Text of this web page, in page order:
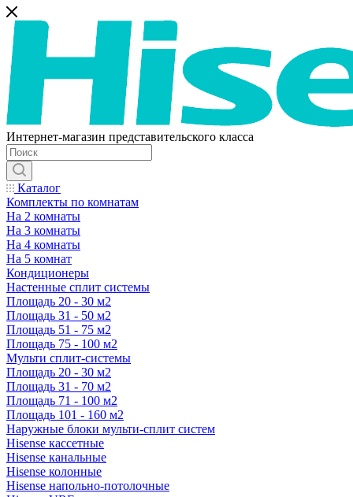
Интернет-магазин представительского класса
Каталог
Комплекты по комнатам
На 2 комнаты
На 3 комнаты
На 4 комнаты
На 5 комнат
Кондиционеры
Настенные сплит системы
Площадь 20 - 30 м2
Площадь 31 - 50 м2
Площадь 51 - 75 м2
Площадь 75 - 100 м2
Мульти сплит-системы
Площадь 20 - 30 м2
Площадь 31 - 70 м2
Площадь 71 - 100 м2
Площадь 101 - 160 м2
Наружные блоки мульти-сплит систем
Hisense кассетные
Hisense канальные
Hisense колонные
Hisense напольно-потолочные